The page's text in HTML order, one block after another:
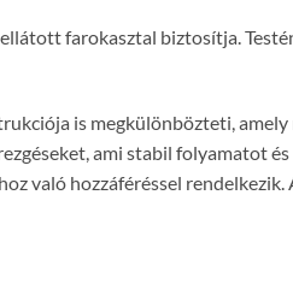
farokasztal biztosítja.
is megkülönbözteti,
ami stabil folyamatot
való hozzáféréssel rendelkezik.